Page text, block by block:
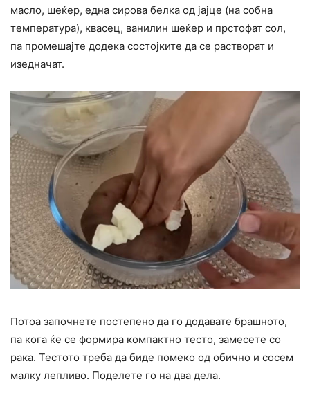
масло, шеќер, една сирова белка од јајце (на собна
температура), квасец, ванилин шеќер и прстофат сол,
па промешајте додека состојките да се растворат и
изедначат.
Потоа започнете постепено да го додавате брашното,
па кога ќе се формира компактно тесто, замесете со
рака. Тестото треба да биде помеко од обично и сосем
малку лепливо. Поделете го на два дела.